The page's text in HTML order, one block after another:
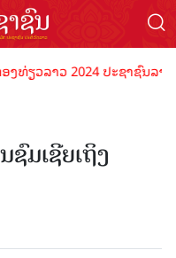
ຽວລາວ 2024 ປະຊາຊົນລາ
ມເຊີຍເຖິງ